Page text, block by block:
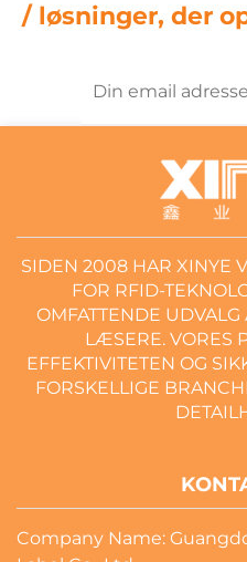
/ løsninger, der
SIDEN 2008 HAR XINYE
FOR RFID-
OMFATTENDE UDVALG
LÆSERE. VORES
EFFEKTIVITETEN OG
FORSKELLIGE
Company Name: